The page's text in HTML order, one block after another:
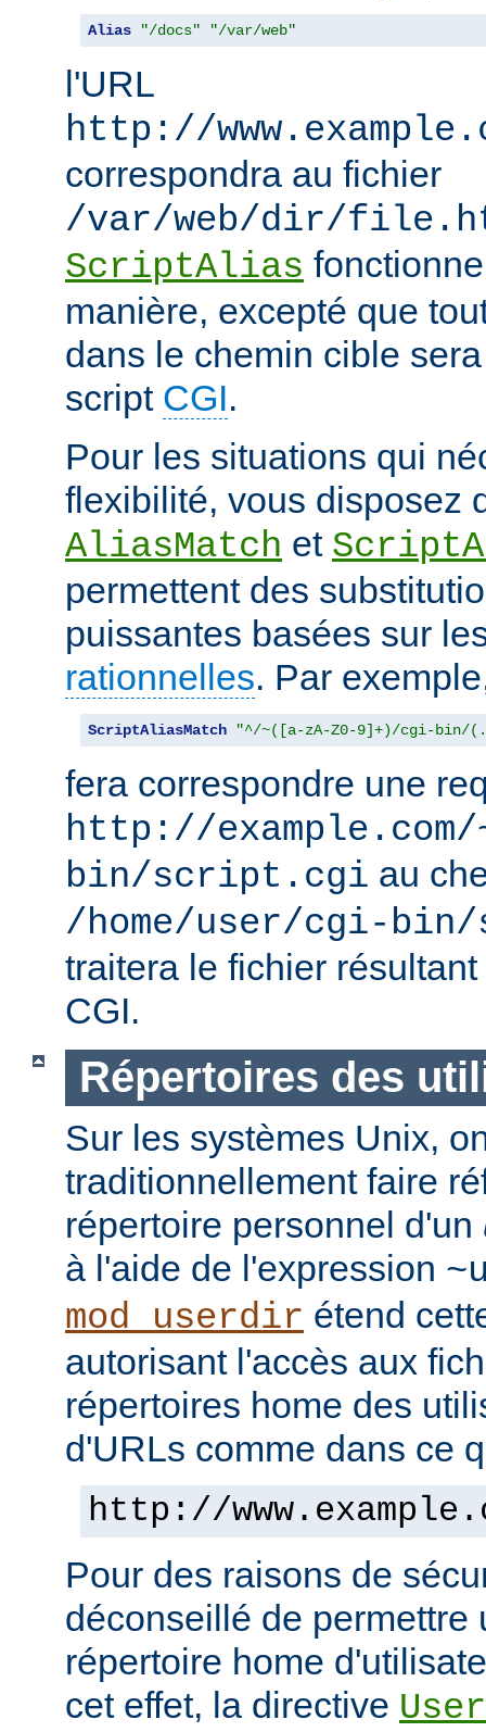
Alias "/docs" "/var/web"
l'URL
http://
correspondra au fichier
/var/web/dir/
ScriptAlias
manière, excepté que
dans le chemin cible
script CGI.
Pour les situations qui
flexibilité, vous disposez
AliasMatch et
permettent des
puissantes basées sur
rationnelles. Par
ScriptAliasMatch "^/~([a-zA-Z0-9]+)/cgi-bin/
fera correspondre une
http://
bin/script.cgi au
/home/user/cgi-
traitera le fichier
CGI.
Répertoires des
Sur les systèmes Unix,
traditionnellement faire
répertoire personnel d'un
à l'aide de l'expression
mod_userdir étend
autorisant l'accès aux
répertoires home des
d'URLs comme dans ce
http://
Pour des raisons de
déconseillé de permettre
répertoire home
cet effet, la directive